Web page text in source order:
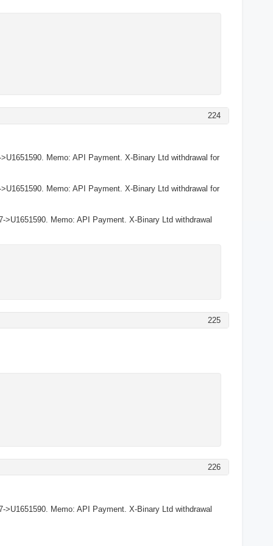
224
Memo: API Payment. X-Binary Ltd withdrawal for
Memo: API Payment. X-Binary Ltd withdrawal for
Memo: API Payment. X-Binary Ltd withdrawal
225
226
Memo: API Payment. X-Binary Ltd withdrawal